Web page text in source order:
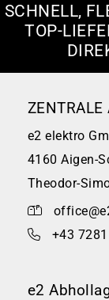
SCHNELL,
TOP-
e2 elektro
4160 Aigen-
Theodor-
+43
e2